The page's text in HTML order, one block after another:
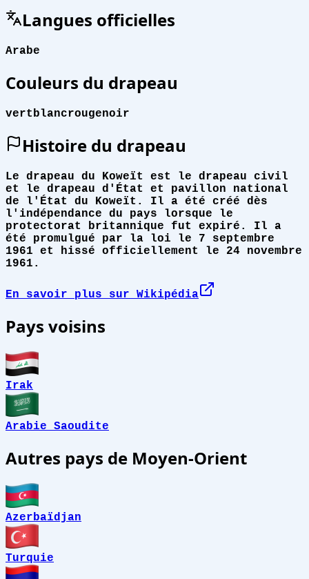
Langues officielles
Arabe
Couleurs du drapeau
vertblancrougenoir
Histoire du drapeau
Le drapeau du Koweït est le drapeau civil
et le drapeau d'État et pavillon national
de l'État du Koweït. Il a été créé dès
l'indépendance du pays lorsque le
protectorat britannique fut expiré. Il a
été promulgué par la loi le 7 septembre
1961 et hissé officiellement le 24 novembre
1961.
En savoir plus sur Wikipédia
Pays voisins
Irak
Arabie Saoudite
Autres pays de Moyen-Orient
Azerbaïdjan
Turquie